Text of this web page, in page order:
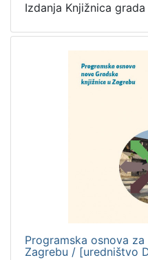
Izdanja Knjižnica
Programska osnova
Zagrebu / [uredništvo